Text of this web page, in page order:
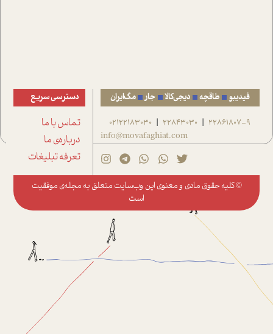
فیدیبو طاقچه دیجی‌کالا جار مگ‌ایران
22861807-9
|
22843030
|
02122183030
info@movafaghiat.com
دسترسی سریع
تماس با ما
درباره‌ی ما
تعرفه تبلیغات
© کلیه حقوق مادی و معنوی این وب‌سایت متعلق به مجله‌ی موفقیت
است